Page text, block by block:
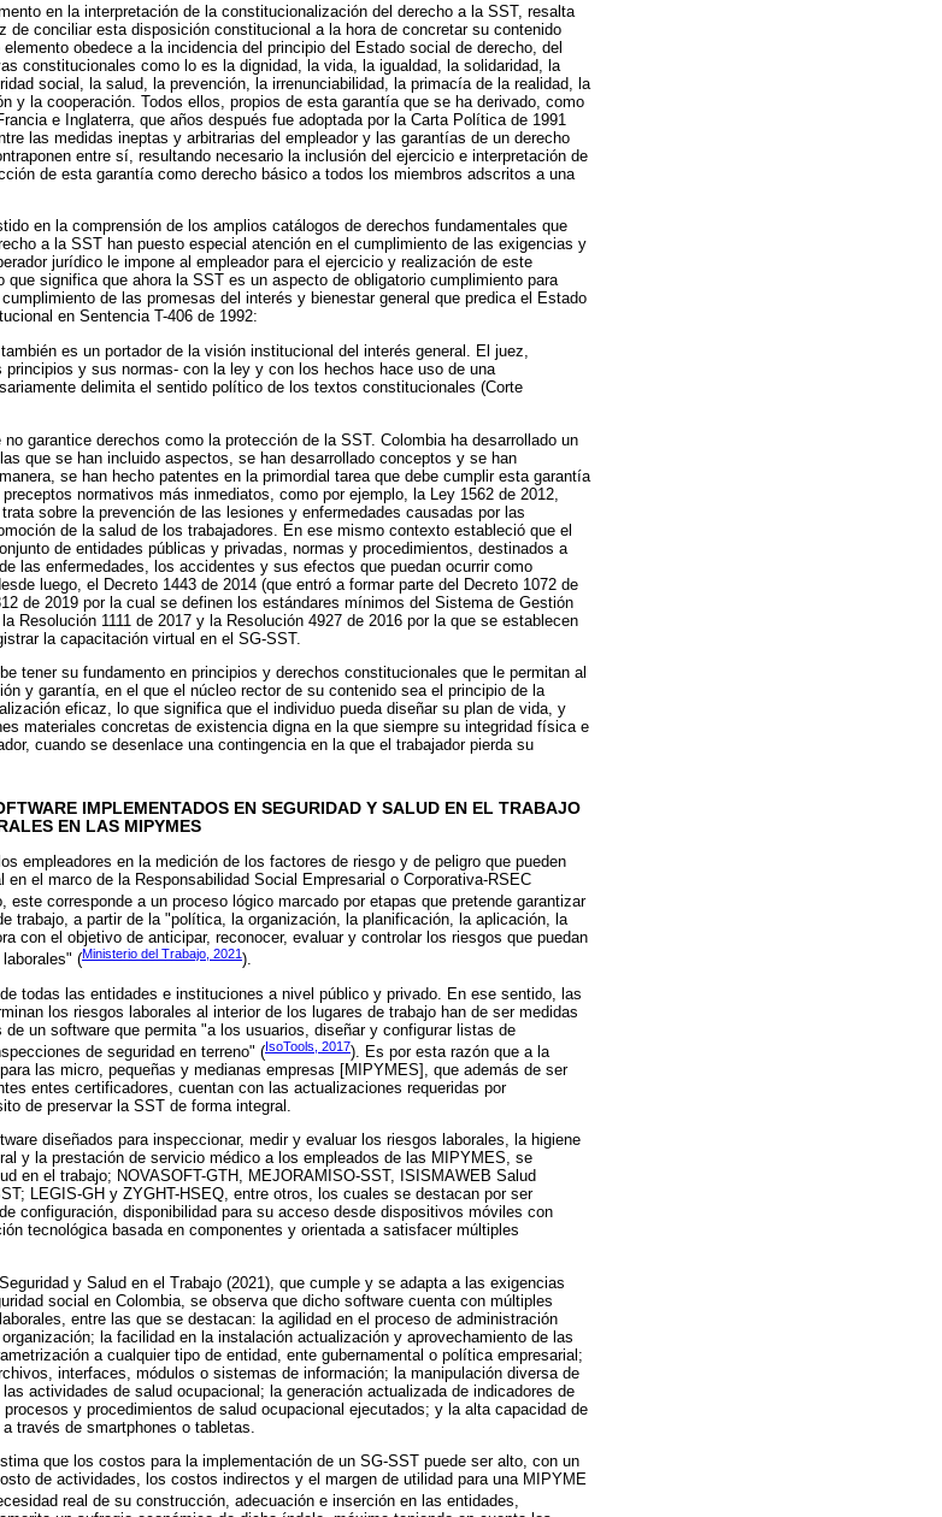
en la interpretación de la constitucionalización del derecho a la SST, resalta
de conciliar esta disposición constitucional a la hora de concretar su contenido
obedece a la incidencia del principio del Estado social de derecho, del
constitucionales como lo es la dignidad, la vida, la igualdad, la solidaridad, la
social, la salud, la prevención, la irrenunciabilidad, la primacía de la realidad, la
y la cooperación. Todos ellos, propios de esta garantía que se ha derivado, como
e Inglaterra, que años después fue adoptada por la Carta Política de 1991
las medidas ineptas y arbitrarias del empleador y las garantías de un derecho
entre sí, resultando necesario la inclusión del ejercicio e interpretación de
de esta garantía como derecho básico a todos los miembros adscritos a una
en la comprensión de los amplios catálogos de derechos fundamentales que
a la SST han puesto especial atención en el cumplimiento de las exigencias y
jurídico le impone al empleador para el ejercicio y realización de este
que significa que ahora la SST es un aspecto de obligatorio cumplimiento para
de las promesas del interés y bienestar general que predica el Estado
en Sentencia T-406 de 1992:
es un portador de la visión institucional del interés general. El juez,
y sus normas- con la ley y con los hechos hace uso de una
delimita el sentido político de los textos constitucionales (Corte
garantice derechos como la protección de la SST. Colombia ha desarrollado un
que se han incluido aspectos, se han desarrollado conceptos y se han
se han hecho patentes en la primordial tarea que debe cumplir esta garantía
normativos más inmediatos, como por ejemplo, la Ley 1562 de 2012,
sobre la prevención de las lesiones y enfermedades causadas por las
de la salud de los trabajadores. En ese mismo contexto estableció que el
de entidades públicas y privadas, normas y procedimientos, destinados a
las enfermedades, los accidentes y sus efectos que puedan ocurrir como
luego, el Decreto 1443 de 2014 (que entró a formar parte del Decreto 1072 de
de 2019 por la cual se definen los estándares mínimos del Sistema de Gestión
Resolución 1111 de 2017 y la Resolución 4927 de 2016 por la que se establecen
la capacitación virtual en el SG-SST.
tener su fundamento en principios y derechos constitucionales que le permitan al
y garantía, en el que el núcleo rector de su contenido sea el principio de la
eficaz, lo que significa que el individuo pueda diseñar su plan de vida, y
materiales concretas de existencia digna en la que siempre su integridad física e
cuando se desenlace una contingencia en la que el trabajador pierda su
IMPLEMENTADOS EN SEGURIDAD Y SALUD EN EL TRABAJO
EN LAS MIPYMES
empleadores en la medición de los factores de riesgo y de peligro que pueden
el marco de la Responsabilidad Social Empresarial o Corporativa-RSEC
este corresponde a un proceso lógico marcado por etapas que pretende garantizar
trabajo, a partir de la "política, la organización, la planificación, la aplicación, la
con el objetivo de anticipar, reconocer, evaluar y controlar los riesgos que puedan
(Ministerio del Trabajo, 2021 ).
todas las entidades e instituciones a nivel público y privado. En ese sentido, las
los riesgos laborales al interior de los lugares de trabajo han de ser medidas
un software que permita "a los usuarios, diseñar y configurar listas de
de seguridad en terreno" (IsoTools, 2017). Es por esta razón que a la
las micro, pequeñas y medianas empresas [MIPYMES], que además de ser
entes certificadores, cuentan con las actualizaciones requeridas por
de preservar la SST de forma integral.
diseñados para inspeccionar, medir y evaluar los riesgos laborales, la higiene
y la prestación de servicio médico a los empleados de las MIPYMES, se
en el trabajo; NOVASOFT-GTH, MEJORAMISO-SST, ISISMAWEB Salud
LEGIS-GH y ZYGHT-HSEQ, entre otros, los cuales se destacan por ser
configuración, disponibilidad para su acceso desde dispositivos móviles con
tecnológica basada en componentes y orientada a satisfacer múltiples
y Salud en el Trabajo (2021), que cumple y se adapta a las exigencias
social en Colombia, se observa que dicho software cuenta con múltiples
entre las que se destacan: la agilidad en el proceso de administración
la facilidad en la instalación actualización y aprovechamiento de las
a cualquier tipo de entidad, ente gubernamental o política empresarial;
interfaces, módulos o sistemas de información; la manipulación diversa de
actividades de salud ocupacional; la generación actualizada de indicadores de
y procedimientos de salud ocupacional ejecutados; y la alta capacidad de
través de smartphones o tabletas.
que los costos para la implementación de un SG-SST puede ser alto, con un
de actividades, los costos indirectos y el margen de utilidad para una MIPYME
real de su construcción, adecuación e inserción en las entidades,